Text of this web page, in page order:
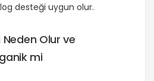
desteği uygun olur.
Olur ve
mi